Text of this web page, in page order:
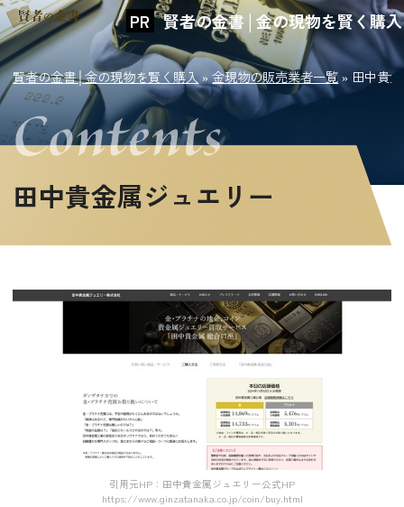
賢者の金書│金の現物を賢く購入
賢者の金書│金の現物を賢く購入»金現物の販売業者一覧»田中貴
田中貴金属ジュエリー
引用元HP：田中貴金属ジュエリー公式HP
https://www.ginzatanaka.co.jp/coin/buy.html